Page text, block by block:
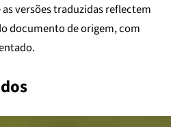
versões traduzidas reflectem
documento de origem, com